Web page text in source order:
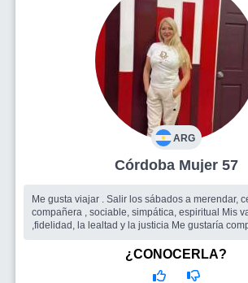
ARG
Córdoba Mujer 57
Me gusta viajar . Salir los sábados a merendar,
compañera , sociable, simpática, espiritual Mis valores , respeto
,fidelidad, la lealtad y la justicia
¿CONOCERLA?